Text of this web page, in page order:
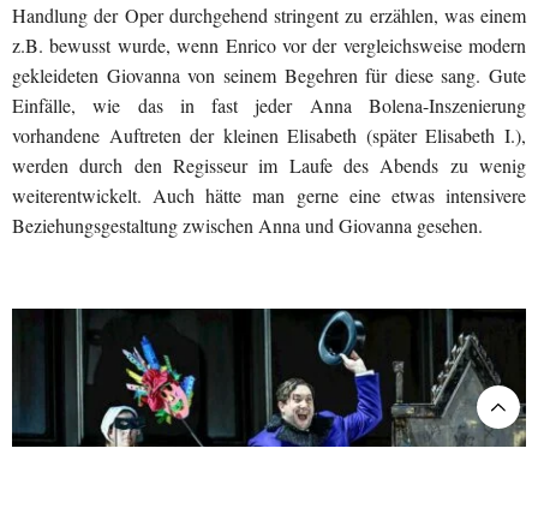
Handlung der Oper durchgehend stringent zu erzählen, was einem
z.B. bewusst wurde, wenn Enrico vor der vergleichsweise modern
gekleideten Giovanna von seinem Begehren für diese sang. Gute
Einfälle, wie das in fast jeder Anna Bolena-Inszenierung
vorhandene Auftreten der kleinen Elisabeth (später Elisabeth I.),
werden durch den Regisseur im Laufe des Abends zu wenig
weiterentwickelt. Auch hätte man gerne eine etwas intensivere
Beziehungsgestaltung zwischen Anna und Giovanna gesehen.